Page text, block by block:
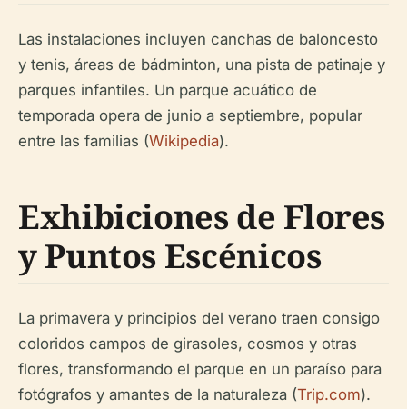
Las instalaciones incluyen canchas de baloncesto
y tenis, áreas de bádminton, una pista de patinaje y
parques infantiles. Un parque acuático de
temporada opera de junio a septiembre, popular
entre las familias (Wikipedia).
Exhibiciones de Flores
y Puntos Escénicos
La primavera y principios del verano traen consigo
coloridos campos de girasoles, cosmos y otras
flores, transformando el parque en un paraíso para
fotógrafos y amantes de la naturaleza (Trip.com).